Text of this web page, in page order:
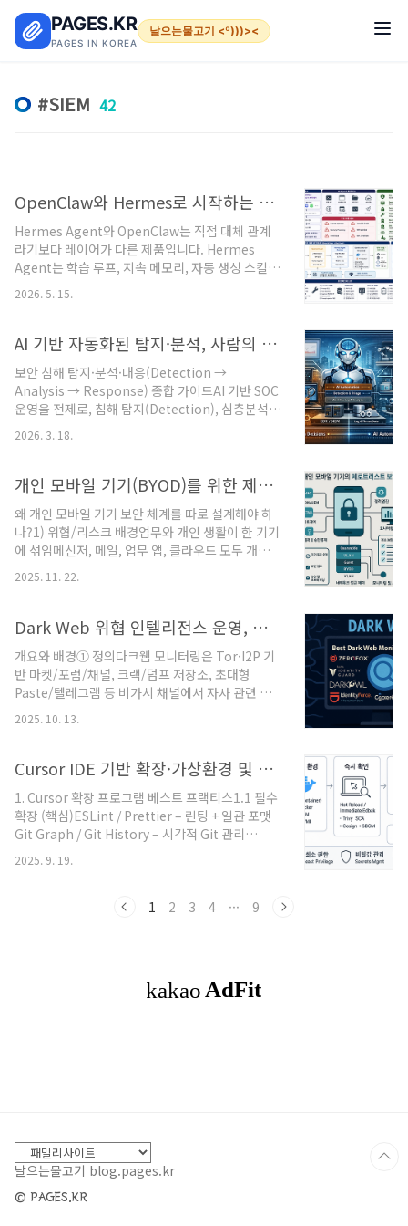
PAGES.KR
PAGES IN KOREA
날으는물고기 <º)))><
SIEM 42
OpenClaw와 Hermes로 시작하는 실행형 AI Agent 플랫폼 실전 도입
Hermes Agent와 OpenClaw는 직접 대체 관계
라기보다 레이어가 다른 제품입니다. Hermes
Agent는 학습 루프, 지속 메모리, 자동 생성 스킬,
스케줄 자동화, 다중 플랫폼 메시징 게이트웨이까지
포함한 자율 에이전트 런타임에 가깝고,
에 연결하는 셀프호스팅 게이트웨이/컨트롤 플레인
입니다. 그래서 Hermes는 “무엇을 어떻게 수행하
고 학습할 것인가”가 중심이고, OpenClaw는 “어
디서 들어오고 누구에게 어떻게 전달할 것인가”가
중심입니다.핵심 정의부터 정리하면Hermes
Agent는 자가개선형 에이전트입니다. 문서에는 지
브에이..
2026. 5. 15.
AI 기반 자동화된 탐지·분석, 사람의 최종 판단: 안전한 SOAR 대응 역량
보안 침해 탐지·분석·대응(Detection →
Analysis → Response) 종합 가이드AI 기반 SOC
운영을 전제로, 침해 탐지(Detection), 심층분석
(Analysis), 사고대응(Response) 전 과정을 각 절
차별 체크리스트, 룰·프롬프트·명령어 예시, 검증·
습니다.탐지는 데이터 품질과 적절한 룰/모델 설계
인텔)를 합쳐 가설 기반 조사로 진행합니다.대응은
사전 정의된 플레이북과 감사가능한 승인흐름을 통
해 책임(사람)을 보장하면서 자동화(Agent)를 안
전하게 활용합니다.탐지(Detection) — 데이터 →
2026. 3. 18.
개인 모바일 기기(BYOD)를 위한 제로트러스트 보안 체계 구축 가이드
왜 개인 모바일 기기 보안 체계를 따로 설계해야 하
나?1) 위협/리스크 배경업무와 개인 생활이 한 기기
에 섞임메신저, 메일, 업무 앱, 클라우드 모두 개인
스마트폰에 들어옴회사 데이터가 개인 클라우드·메
신저·갤러리로 흘러갈 수 있음회사에서 직접 통제
현황을 회사가 100% 통제하기 어려움도난/분실 리
스크출퇴근길, 카페, 택시 등에서 분실 시 잠금/암호
화가 안 되어 있으면 그대로 유출악성앱·피싱·공용
Wi-Fi악성앱이 회사 계정 토큰·OTP·메일 등을 훔쳐
갈 수 있음공용 Wi-Fi에서 스니핑·MITM 공격 노출
2) 결론→ “사내 PC처럼 관리”는 현실적으로 불가
2025. 11. 22.
Dark Web 위협 인텔리전스 운영, 다크웹 유출 모니터링 대응 플레이북
개요와 배경① 정의다크웹 모니터링은 Tor·I2P 기
반 마켓/포럼/채널, 크랙/덤프 저장소, 초대형
Paste/텔레그램 등 비가시 채널에서 자사 관련 노
서, 액세스 토큰 등)를 탐지·경보·대응하는 활동입
박을 사전 포착고객/파트너 데이터 유출 시 법규 통
지·완화 근거 확보공격자 TTP·유통 가격·구매자
반응 등 위협 인텔리전스 보강③ 한계전체 커버리지
불가(폐쇄 포럼, 초대제, 휘발성 링크)미탐/오탐 존
재 → 지속 튜닝과 인력 개입이 필수툴 분류와 선택
기준① 제품 유형(혼합 사용 권장)엔드투엔드형 플
2025. 10. 13.
Cursor IDE 기반 확장·가상환경 및 실시간 개발·배포·보안 통합 프로세스
1. Cursor 확장 프로그램 베스트 프랙티스1.1 필수
확장 (핵심)ESLint / Prettier – 린팅 + 일관 포맷
Git Graph / Git History – 시각적 Git 관리
썬 개발 필수PHP Intelephense – PHP 인텔리센
DotEnv – 컨테이너/환경변수 관리Todo
Tag – 태그 자동 이름 동기화Tailwind CSS
IntelliSense – 유틸리티 클래스 자동완성Nord ..
2025. 9. 19.
1 2 3 4 ··· 9
날으는물고기 blog.pages.kr
© PAGES.KR